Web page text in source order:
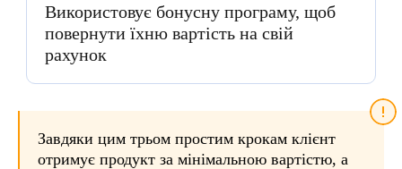
Використовує бонусну програму, щоб
повернути їхню вартість на свій
рахунок
Завдяки цим трьом простим крокам клієнт
отримує продукт за мінімальною вартістю, а